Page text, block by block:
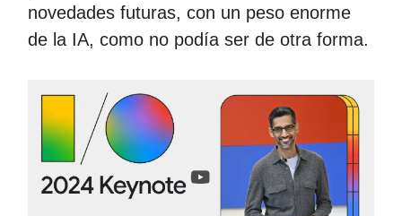
novedades futuras, con un peso enorme
de la IA, como no podía ser de otra forma.